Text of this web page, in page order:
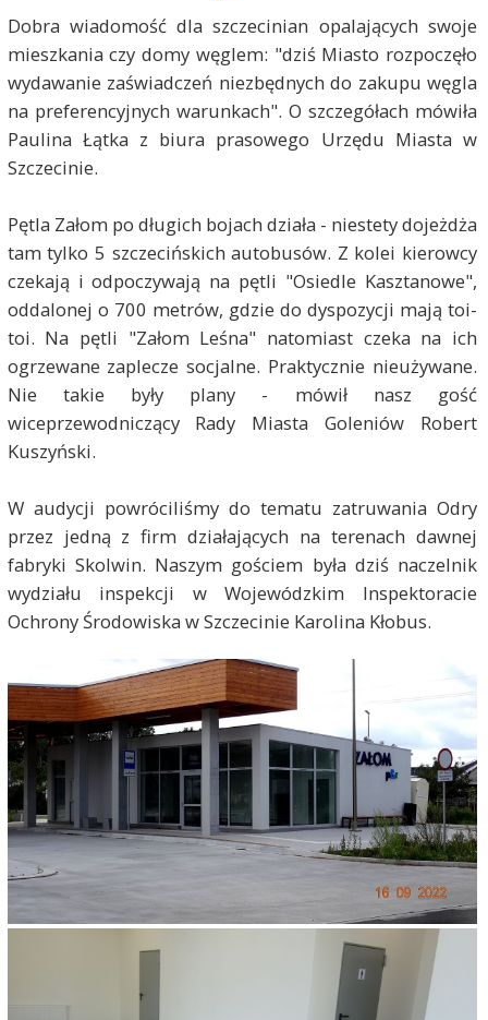
Dobra wiadomość dla szczecinian opalających swoje
mieszkania czy domy węglem: "dziś Miasto rozpoczęło
wydawanie zaświadczeń niezbędnych do zakupu węgla
na preferencyjnych warunkach". O szczegółach mówiła
Paulina Łątka z biura prasowego Urzędu Miasta w
Szczecinie.
Pętla Załom po długich bojach działa - niestety dojeżdża
tam tylko 5 szczecińskich autobusów. Z kolei kierowcy
czekają i odpoczywają na pętli "Osiedle Kasztanowe",
oddalonej o 700 metrów, gdzie do dyspozycji mają toi-
toi. Na pętli "Załom Leśna" natomiast czeka na ich
ogrzewane zaplecze socjalne. Praktycznie nieużywane.
Nie takie były plany - mówił nasz gość
wiceprzewodniczący Rady Miasta Goleniów Robert
Kuszyński.
W audycji powróciliśmy do tematu zatruwania Odry
przez jedną z firm działających na terenach dawnej
fabryki Skolwin. Naszym gościem była dziś naczelnik
wydziału inspekcji w Wojewódzkim Inspektoracie
Ochrony Środowiska w Szczecinie Karolina Kłobus.